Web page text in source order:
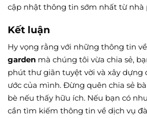
cập nhật thông tin sớm nhất từ nhà
Kết luận
Hy vọng rằng với những thông tin về
garden mà chúng tôi vừa chia sẻ,
phút thư giãn tuyệt vời và xây dựng
ước của mình. Đừng quên chia sẻ
bè nếu thấy hữu ích. Nếu bạn có
cần tìm kiếm thông tin về dịch vụ